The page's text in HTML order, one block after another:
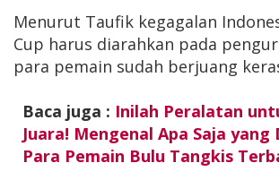
Menurut Taufik kegagalan
Cup harus diarahkan pada
para pemain sudah berjuang
Baca juga : Inilah Peralatan
Juara! Mengenal Apa Saja yang
Para Pemain Bulu Tangkis